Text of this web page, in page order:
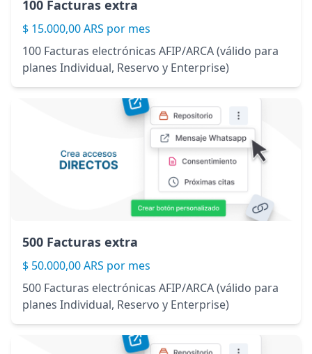
100 Facturas extra
$ 15.000,00 ARS por mes
100 Facturas electrónicas AFIP/ARCA (válido para
planes Individual, Reservo y Enterprise)
500 Facturas extra
$ 50.000,00 ARS por mes
500 Facturas electrónicas AFIP/ARCA (válido para
planes Individual, Reservo y Enterprise)